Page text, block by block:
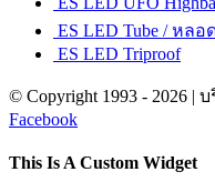
ES LED Tube / หล
ES LED Triproof
© Copyright 1993 - 2026 |
Facebook
This Is A Custom Widget